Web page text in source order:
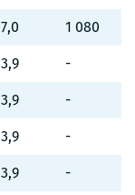
7,0 1 080
3,9 -
3,9 -
3,9 -
3,9 -